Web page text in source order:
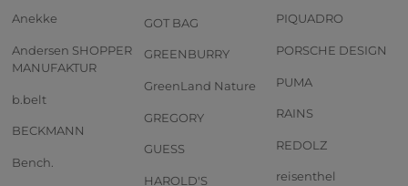
Anekke
Andersen SHOPPER
MANUFAKTUR
b.belt
BECKMANN
Bench.
GOT BAG
GREENBURRY
GreenLand Nature
GREGORY
GUESS
HAROLD'S
PIQUADRO
PORSCHE DESIGN
PUMA
RAINS
REDOLZ
reisenthel